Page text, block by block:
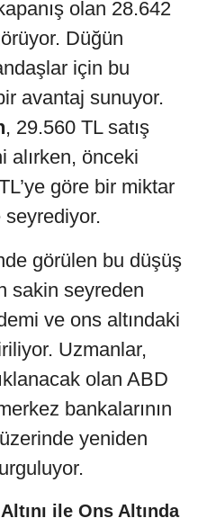
olan 28.642
Düğün
için bu
avantaj sunuyor.
, 29.560 TL satış
alırken, önceki
göre bir miktar
görülen bu düşüş
sakin seyreden
ve ons altındaki
Uzmanlar,
olan ABD
bankalarının
yeniden
ile Ons Altında